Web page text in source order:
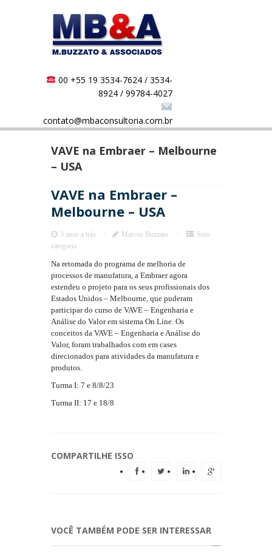
00 +55 19 3534-7624 / 3534-
8924 / 99784-4027
contato@mbaconsultoria.com.br
VAVE na Embraer – Melbourne
– USA
VAVE na Embraer –
Melbourne – USA
3 anos a trás Marcos Buzzato
Sem
categoria
Na retomada do programa de melhoria de
processos de manufatura, a Embraer agora
estendeu o projeto para os seus profissionais dos
Estados Unidos – Melbourne, que puderam
participar do curso de VAVE – Engenharia e
Análise do Valor em sistema On Line. Os
conceitos da VAVE – Engenharia e Análise do
Valor, foram trabalhados com em cases
direcionados para atividades da manufatura e
produtos.
Turma I: 7 e 8/8/23
Turma II: 17 e 18/8
COMPARTILHE ISSO
VOCÊ TAMBÉM PODE SER INTERESSAR